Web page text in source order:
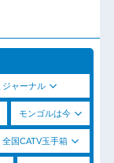
ジャーナル
モンゴルは今
全国CATV玉手箱